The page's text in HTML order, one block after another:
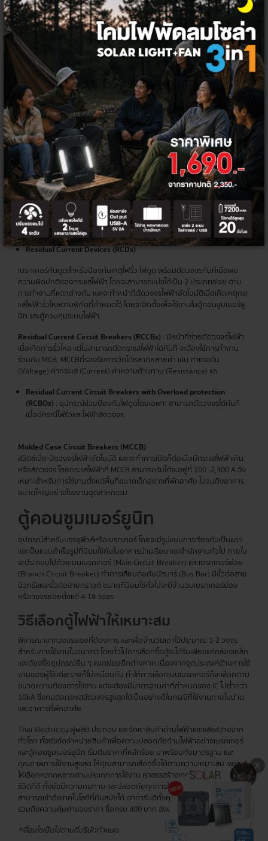
เซอร์กิตเบรกเกอร์
สวิตช์ไฟฟ้าแบบอัตโนมัติที่ถูกออกแบบมาเพื่อป้องกันเหตุไฟฟ้าเกิดความเสีย
หายจากกระแสไฟส่วนเกิน โดยการทำงานพื้นฐานของเบรกเกอร์จะทำหน้าที่ตัด
กระแสไฟฟ้าหลังจากตรวจพบความผิดปกติในวงจร และเมื่อตัดกระแสไฟฟ้าใน
วงจรไปแล้ว จะสามารถปิดหรือต่อวงจรใหม่ได้ทันทีหลังแก้ปัญหา
ประเภทของเบรกเกอร์ที่ใช้บ้าน
สามารถแบ่งแยกเบรกเกอร์ได้ตามประเภทพิกัดแรงดันไฟฟ้า ได้ 3 ประเภทหลัก
ได้แก่ Low Voltage, Medium Voltage และ High Voltage โดยประเภทที่นิยม
ใช้ในที่พักอาศัยและอาคารมักจะเป็นแบบ Low Voltage ที่ประกอบไปด้วย
Miniature Circuit Breakers (MCBs)
เบรกเกอร์ลูกย่อย มีขนาดเล็ก สำหรับใช้ภายในที่พักอาศัยและอาคารที่กระแส
ไฟฟ้าไม่เกิน 100 A ใช้ได้กับทั้งระบบไฟฟ้า 1 และ 3 เฟส โดยจะมีขนาดตั้งแต่ 1, 2,
3 และ 4 Pole สามารถติดตั้งเป็นอุปกรณ์ป้องกันร่วมกันกับแผงจ่ายไฟฟ้าย่อย
(Load Center) หรือแผงจ่ายไฟในที่พักอาศัยอย่างตู้คอนซูมเมอร์ยูนิทที่มี
พิกัดกระแสลัดวงจรต่ำ แต่ไม่สามารถปรับการตั้งค่ากระแสลัดวงจรได้
Residual Current Devices (RCDs)
เบรกเกอร์กันดูดสำหรับป้องกันเหตุไฟรั่ว ไฟดูด พร้อมตัดวงจรทันทีเมื่อพบ
ความผิดปกติของกระแสไฟฟ้า โดยจะสามารถแบ่งได้เป็น 2 ประเภทย่อย ตาม
การทำงานที่แตกต่างกัน และจะทำหน้าที่ตัดวงจรไฟฟ้าอัตโนมัติเมื่อเกิดเหตุกระ
แสไฟฟ้ารั่วไหลตามพิกัดที่กำหนดไว้ โดยจะติดตั้งเพื่อใช้งานในตู้คอนซูมเมอร์ยู
นิท และตู้ควบคุมระบบไฟฟ้า
Residual Current Circuit Breakers (RCCBs) : มีหน้าที่ช่วยตัดวงจรไฟฟ้า
เมื่อเกิดการรั่วไหล แต่ไม่สามารถตัดกระแสไฟฟ้าได้ทันที จะต้องใช้การทำงาน
ร่วมกับ MCB, MCCBที่รองรับการวัดได้หลากหลายค่า เช่น ค่าแรงดัน
(Voltage) ค่ากระแส (Current) ค่าความต้านทาน (Resistance) แล
Residual Current Circuit Breakers with Overload protection
(RCBOs) : อุปกรณ์ช่วยป้องกันไฟดูดโดยเฉพาะ สามารถตัดวงจรได้ทันที
เมื่อมีกรณีไฟรั่วและไฟฟ้าลัดวงจร
Molded Case Circuit Breakers (MCCB)
สวิตช์เปิด-ปิดวงจรไฟฟ้าอัตโนมัติ และจะทำการเปิดก็ต่อเมื่อมีกระแสไฟฟ้าเกิน
หรือลัดวงจร โดยกระแสไฟฟ้าที่ MCCB สามารถรับได้จะอยู่ที่ 100 -2,300 A จึง
เหมาะสำหรับการใช้งานตั้งแต่พื้นที่ขนาดเล็กอย่างที่พักอาศัย ไปจนถึงอาคาร
ขนาดใหญ่อย่างโรงงานอุตสาหกรรม
ตู้คอนซูมเมอร์ยูนิท
อุปกรณ์สำหรับบรรจุฟิวส์หรือเบรกเกอร์ โดยจะมีรูปแบบการเรียงกันเป็นแถว
และเป็นแบบสำเร็จรูปที่นิยมใช้กันในอาคารบ้านเรือน และสำนักงานทั่วไป ภายใน
จะประกอบไปด้วยเมนเบรกเกอร์ (Main Circuit Breaker) และเบรกเกอร์ย่อย
(Branch Circuit Breaker) ทำการเสียบต่อกับบัสบาร์ (Bus Bar) มีขั้วต่อสาย
นิวทรัลและขั้วต่อสายกราวด์ ขนาดที่นิยมใช้ทั่วไปจะมีจำนวนเบรกเกอร์ย่อย
หรือวงจรย่อยตั้งแต่ 4-18 วงจร
วิธีเลือกตู้ไฟฟ้าให้เหมาะสม
พิจารณาจากวงจรย่อยที่ต้องการ และเผื่อจำนวนเอาไว้ประมาณ 1-2 วงจร
สำหรับการใช้งานในอนาคต โดยทั่วไปการเลือกซื้อตู้จะได้รับเพียงแค่กล่องเหล็ก
และต้องซื้ออุปกรณ์อื่น ๆ แยกย่อยอีกต่างหาก เนื่องจากจุดประสงค์ด้านการใช้
งานของผู้ใช้แต่ละรายก็ไม่เหมือนกัน ทำให้การเลือกเมนเบรกเกอร์ก็จะเลือกตาม
ขนาดความต้องการใช้งาน แต่จะต้องมีมาตรฐานค่าที่กำหนดของ IC ไม่ต่ำกว่า
10kA ซึ่งทนต่อกระแสลัดวงจรสูงสุดได้เป็นอย่างดีในกรณีที่ใช้งานภายในบ้าน
และอาคารที่พักอาศัย
Thai Electricity ผู้ผลิต ประกอบ และจัดหาสินค้าด้านไฟฟ้าและแสงสว่างจาก
ทั่วโลก ทั้งยังจัดจำหน่ายสินค้าเพื่อความปลอดภัยด้านไฟฟ้าอย่างเบรกเกอร์
และตู้คอนซูมเมอร์ยูนิท เริ่มต้นราคาที่หลักร้อย มาพร้อมกับมาตรฐาน และ
คุณภาพการใช้งานสูงสุด ให้คุณสามารถเลือกซื้อได้ตามความเหมาะสม เพราะมี
ให้เลือกหลากหลายตามประเภทการใช้งาน เราสรรสร้างเทคโนโลยีเพื่อคุณภาพ
ชีวิตที่ดี ทั้งยังมีความทนทาน และปลอดภัยทุกการใช้งาน เพื่อให้ทุกท่าน
สามารถเข้าถึงเทคโนโลยีที่ทันสมัยได้ เราการันตีทั้งคุณภาพสินค้าอย่างดีเยี่ยม
รวมถึงความคุ้มค่าของราคา ซื้อครบ 400 บาท ส่งฟรีทุกรายการ!
*เงื่อนไขเป็นไปตามที่บริษัทกำหนด